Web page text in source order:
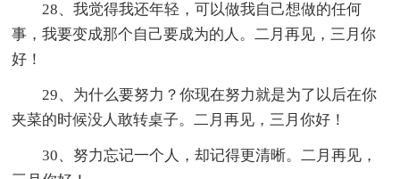
28、我觉得我还年轻，可以做我自己想做的任何
事，我要变成那个自己要成为的人。二月再见，三月你
好！
29、为什么要努力？你现在努力就是为了以后在你
夹菜的时候没人敢转桌子。二月再见，三月你好！
30、努力忘记一个人，却记得更清晰。二月再见，